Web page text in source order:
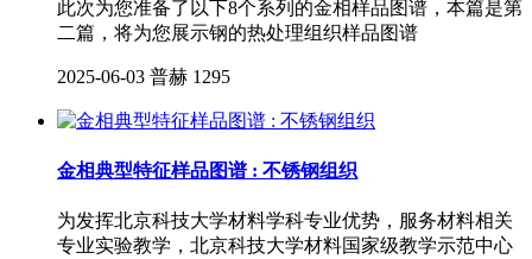
此次为您准备了以下8个系列的金相样品图谱，本篇是第
二篇，将为您展示钢的热处理组织样品图谱
2025-06-03 普赫 1295
金相典型特征样品图谱 : 不锈钢组织
为发挥北京科技大学材料学科专业优势，服务材料相关
专业实验教学，北京科技大学材料国家级教学示范中心